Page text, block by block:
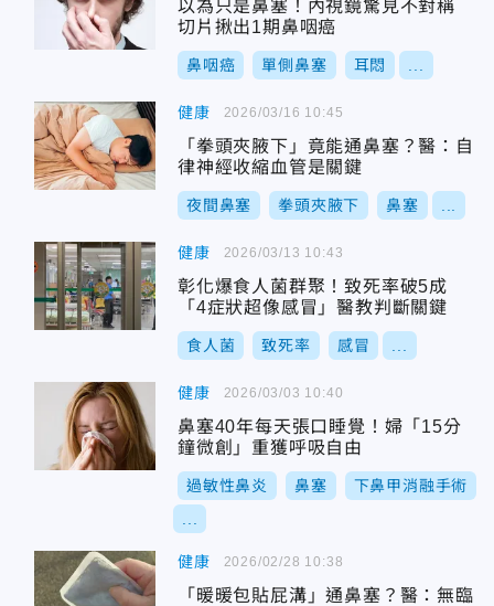
以為只是鼻塞！內視鏡驚見不對稱
切片揪出1期鼻咽癌
鼻咽癌 單側鼻塞 耳悶
健康
「拳頭夾腋下」竟能通鼻塞？醫：自
律神經收縮血管是關鍵
夜間鼻塞 拳頭夾腋下 鼻塞
2026/03/16 10:45
健康
彰化爆食人菌群聚！致死率破5成
「4症狀超像感冒」醫教判斷關鍵
食人菌 致死率 感冒
2026/03/13 10:43
健康
鼻塞40年每天張口睡覺！婦「15分
鐘微創」重獲呼吸自由
過敏性鼻炎 鼻塞 下鼻甲消融手術
2026/03/03 10:40
健康
「暖暖包貼屁溝」通鼻塞？醫：無臨
2026/02/28 10:38